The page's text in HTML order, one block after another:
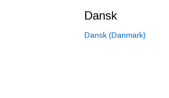
Dansk
Dansk (Danmark)